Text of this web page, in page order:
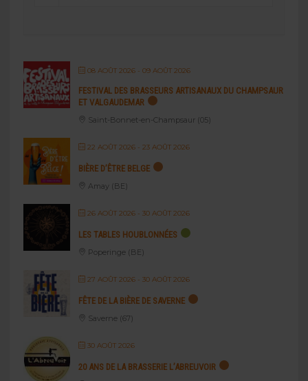
08 AOÛT 2026- 09 AOÛT 2026
FESTIVAL DES BRASSEURS ARTISANAUX DU CHAMPSAUR
ET VALGAUDEMAR
Saint-Bonnet-en-Champsaur (05)
22 AOÛT 2026- 23 AOÛT 2026
BIÈRE D’ÊTRE BELGE
Amay (BE)
26 AOÛT 2026- 30 AOÛT 2026
LES TABLES HOUBLONNÉES
Poperinge (BE)
27 AOÛT 2026- 30 AOÛT 2026
FÊTE DE LA BIÈRE DE SAVERNE
Saverne (67)
30 AOÛT 2026
20 ANS DE LA BRASSERIE L’ABREUVOIR